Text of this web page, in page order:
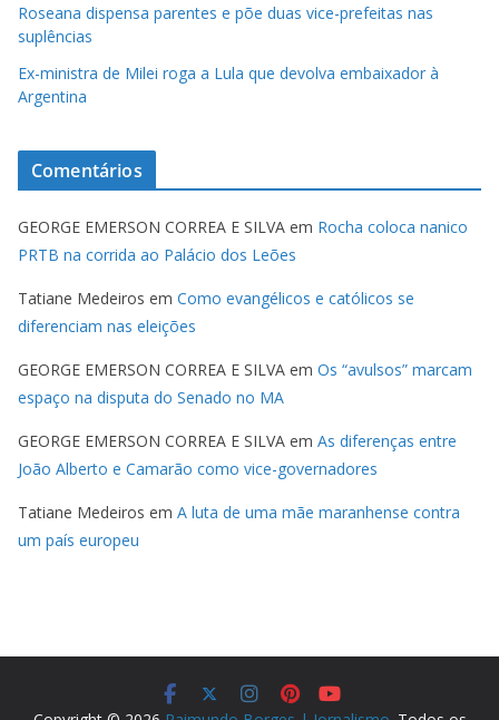
Roseana dispensa parentes e põe duas vice-prefeitas nas
suplências
Ex-ministra de Milei roga a Lula que devolva embaixador à
Argentina
Comentários
GEORGE EMERSON CORREA E SILVA em Rocha coloca nanico
PRTB na corrida ao Palácio dos Leões
Tatiane Medeiros em Como evangélicos e católicos se
diferenciam nas eleições
GEORGE EMERSON CORREA E SILVA em Os “avulsos” marcam
espaço na disputa do Senado no MA
GEORGE EMERSON CORREA E SILVA em As diferenças entre
João Alberto e Camarão como vice-governadores
Tatiane Medeiros em A luta de uma mãe maranhense contra
um país europeu